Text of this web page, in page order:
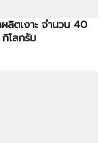
ลิตเงาะ จำนวน 40
โลกรัม